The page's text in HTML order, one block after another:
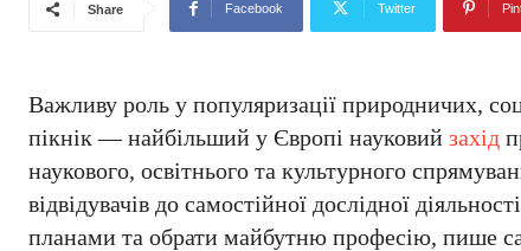
Share Facebook Twitter
Важливу роль у популяризації природничих,
пікнік — найбільший у Європі науковий захід
наукового, освітнього та культурного
відвідувачів до самостійної дослідної
планами та обрати майбутню професію, пише